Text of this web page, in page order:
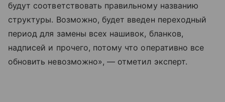
будут соответствовать правильному названию
структуры. Возможно, будет введен переходный
период для замены всех нашивок, бланков,
надписей и прочего, потому что оперативно все
обновить невозможно», — отметил эксперт.